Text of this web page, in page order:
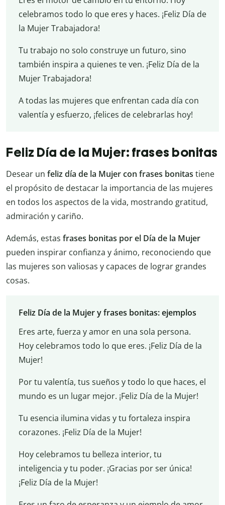
celebramos todo lo que eres y haces. ¡Feliz Día de
la Mujer Trabajadora!
Tu trabajo no solo construye un futuro, sino
también inspira a quienes te ven. ¡Feliz Día de la
Mujer Trabajadora!
A todas las mujeres que enfrentan cada día con
valentía y esfuerzo, ¡felices de celebrarlas hoy!
Feliz Día de la Mujer: frases bonitas
Desear un feliz día de la Mujer con frases bonitas tiene
el propósito de destacar la importancia de las mujeres
en todos los aspectos de la vida, mostrando gratitud,
admiración y cariño.
Además, estas frases bonitas por el Día de la Mujer
pueden inspirar confianza y ánimo, reconociendo que
las mujeres son valiosas y capaces de lograr grandes
cosas.
Feliz Día de la Mujer y frases bonitas: ejemplos
Eres arte, fuerza y amor en una sola persona.
Hoy celebramos todo lo que eres. ¡Feliz Día de la
Mujer!
Por tu valentía, tus sueños y todo lo que haces, el
mundo es un lugar mejor. ¡Feliz Día de la Mujer!
Tu esencia ilumina vidas y tu fortaleza inspira
corazones. ¡Feliz Día de la Mujer!
Hoy celebramos tu belleza interior, tu
inteligencia y tu poder. ¡Gracias por ser única!
¡Feliz Día de la Mujer!